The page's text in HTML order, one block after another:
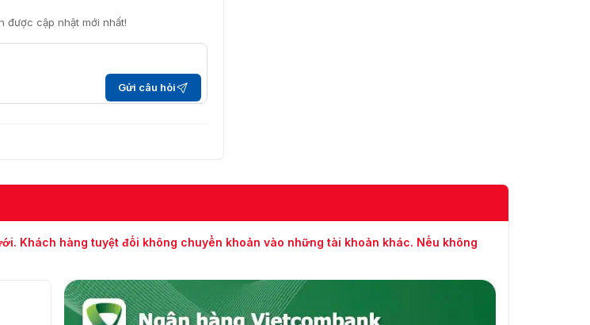
được cập nhật mới nhất!
Gửi câu hỏi
Khách hàng tuyệt đối không chuyển khoản vào những tài khoản khác. Nếu không